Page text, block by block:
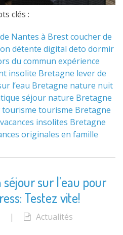
clés :
Nantes à Brestcoucher de
détente digital deto dormir
du commun expérience
insolite Bretagne lever de
l’eau Bretagne nature nuit
séjour nature Bretagne
tourisme tourisme Bretagne
vacances insolites Bretagne
originales en famille
sur l’eau pour
Testez vite!
| Actualités